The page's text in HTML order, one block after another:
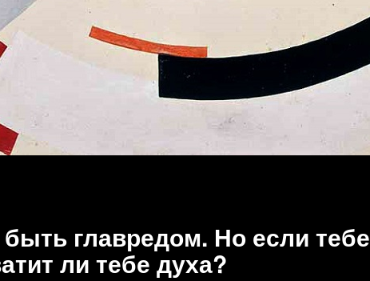
главредом. Но если тебе
ли тебе духа?